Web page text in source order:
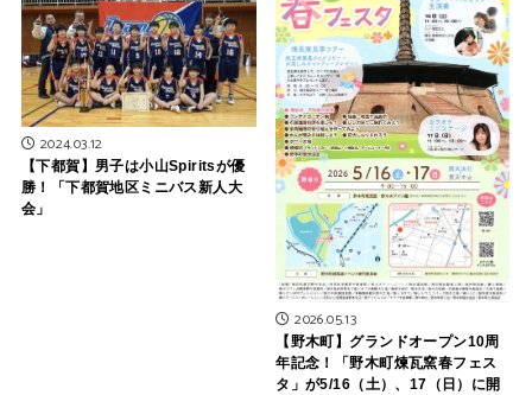
2024.03.12
【下都賀】男子は小山Spiritsが優
勝！「下都賀地区ミニバス新人大
会」
2026.05.13
【野木町】グランドオープン10周
年記念！「野木町煉瓦窯春フェス
タ」が5/16（土）、17（日）に開